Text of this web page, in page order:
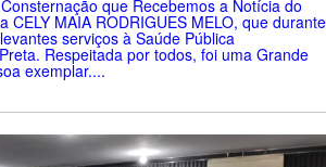
que Recebemos a Notícia do
CELY MAIA RODRIGUES MELO, que durante
serviços à Saúde Pública
Respeitada por todos, foi uma Grande
exemplar....